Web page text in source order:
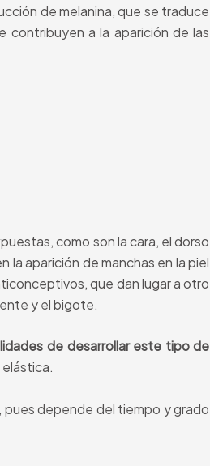
de melanina, que se traduce
contribuyen a la aparición de las
como son la cara, el dorso
aparición de manchas en la piel
que dan lugar a otro
y el bigote.
de desarrollar este tipo de
elástica.
pues depende del tiempo y grado